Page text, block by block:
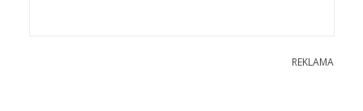
REKLAMA